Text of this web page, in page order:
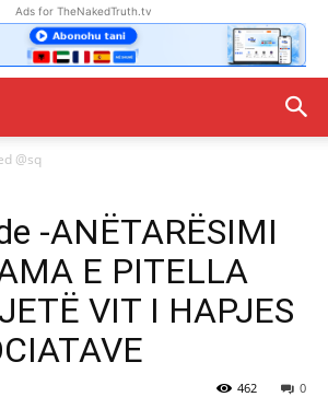
Ads for TheNakedTruth.tv
@sq
-ANËTARËSIMI
E PITELLA
VIT I HAPJES
0
462